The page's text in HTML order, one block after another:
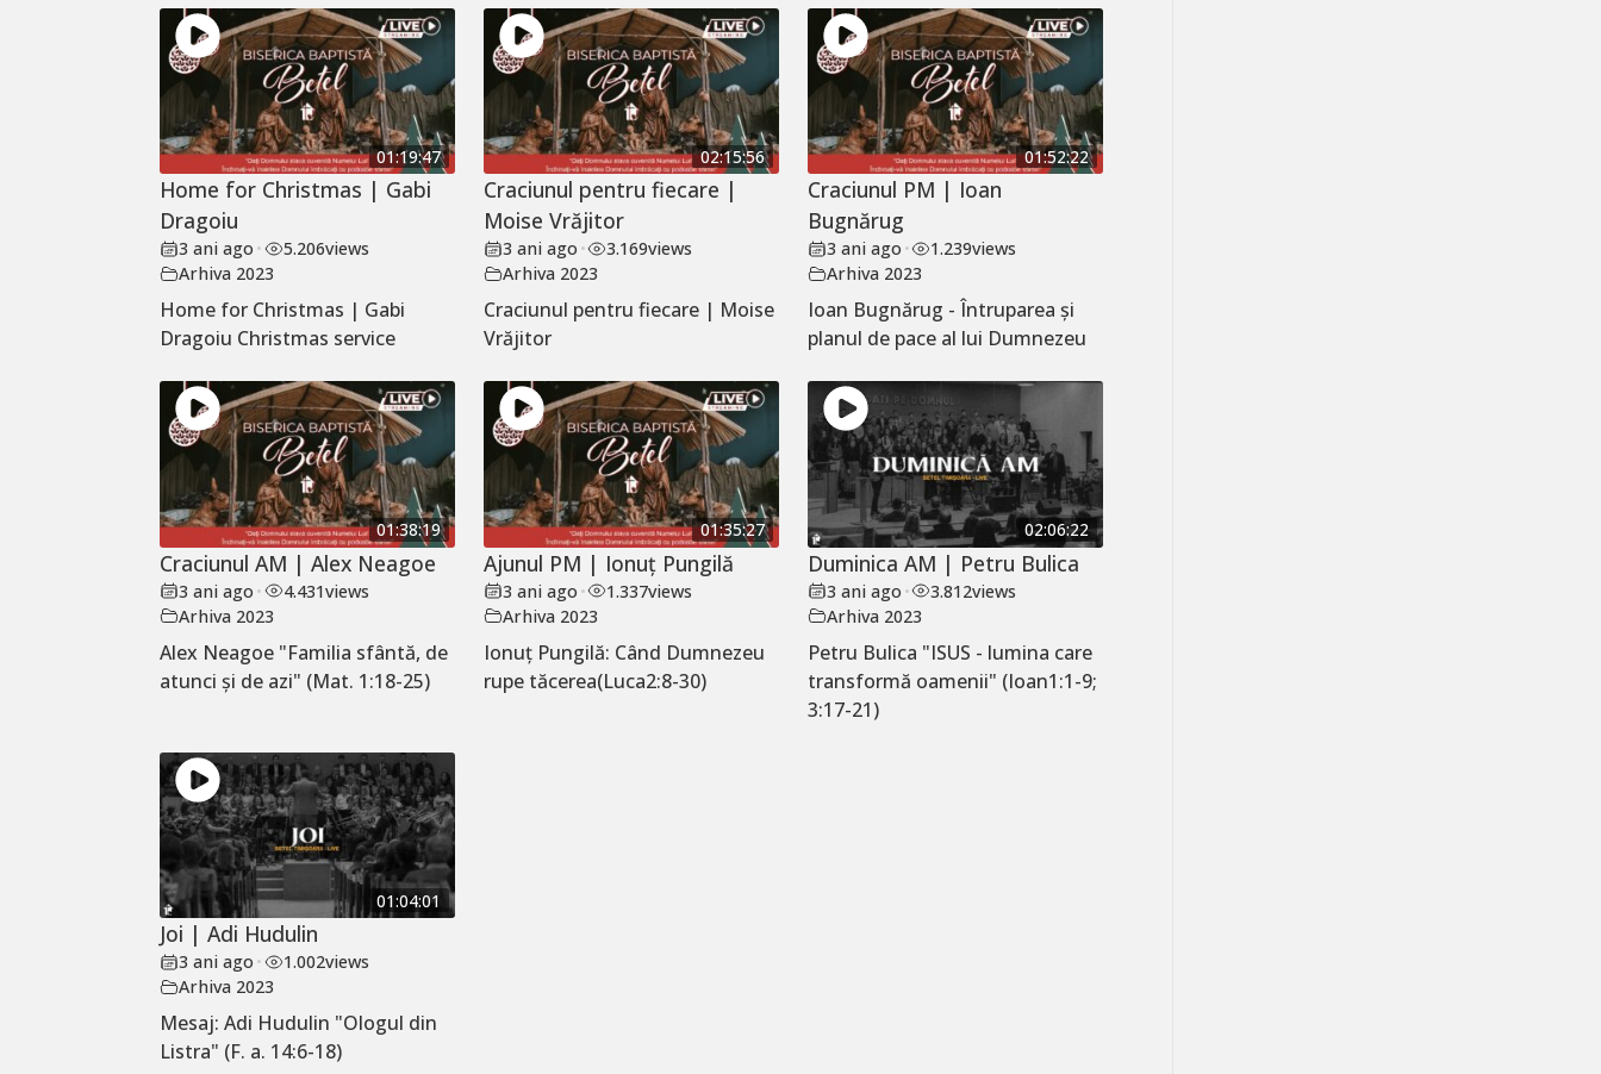
01:19:47
Home for Christmas | Gabi
Dragoiu
3 ani ago • 5.206views
Arhiva 2023
Home for Christmas | Gabi
Dragoiu Christmas service
02:15:56
Craciunul pentru fiecare |
Moise Vrăjitor
3 ani ago • 3.169views
Arhiva 2023
Craciunul pentru fiecare | Moise
Vrăjitor
01:52:22
Craciunul PM | Ioan
Bugnărug
3 ani ago • 1.239views
Arhiva 2023
Ioan Bugnărug - Întruparea și
planul de pace al lui Dumnezeu
01:38:19
Craciunul AM | Alex Neagoe
3 ani ago • 4.431views
Arhiva 2023
Alex Neagoe "Familia sfântă, de
atunci și de azi" (Mat. 1:18-25)
01:35:27
Ajunul PM | Ionuț Pungilă
3 ani ago • 1.337views
Arhiva 2023
Ionuț Pungilă: Când Dumnezeu
rupe tăcerea(Luca2:8-30)
02:06:22
Duminica AM | Petru Bulica
3 ani ago • 3.812views
Arhiva 2023
Petru Bulica "ISUS - lumina care
transformă oamenii" (Ioan1:1-9;
3:17-21)
01:04:01
Joi | Adi Hudulin
3 ani ago • 1.002views
Arhiva 2023
Mesaj: Adi Hudulin "Ologul din
Listra" (F. a. 14:6-18)